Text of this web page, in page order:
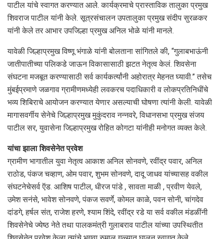
पाटील यांचे स्वागत करण्यात आले. कार्यक्रमाचे प्रास्ताविक तालुका प्रमुख
शिवराज पाटील यांनी केले. सूत्रसंचालन उपतालुका प्रमुख संदीप सुरळकर
यांनी केले तर आभार उपजिल्हा प्रमुख अनिल भोळे यांनी मानले.
यावेळी जिल्हाप्रमुख विष्णू भंगाळे यांनी बोलताना सांगितले की, “गुलाबभाऊंनी
जातीपातीच्या पलिकडे जाऊन विकासासाठी झटत नेतृत्व केलं. शिवसेना
संघटना मजबूत करण्यासाठी सर्व कार्यकर्त्यांनी अहोरात्र मेहनत घ्यावी.” तसेच
मुंबईप्रमाणे जळगाव ग्रामीणमध्येही लवकरच पदाधिकारी व लोकप्रतिनिधींचे
भव्य शिबिराचे आयोजन करण्यात येणार असल्याची घोषणा त्यांनी केली. यावेळी
मागासवर्गीय सेनेचे जिल्हाप्रमुख मुकुंदराव नन्नवरे, विधानसभा प्रमुख संजय
पाटील सर, युवासेना जिल्हाप्रमुख रोहित कोगटा यांनीही मनोगत व्यक्त केले.
यांचा झाला शिवसेनेत प्रवेश
ग्रामीण भागातील युवा नेतृत्व आकाश अनिल सोनवणे, रवींद्र पवार, अनिल
राठोड, पंकज चव्हाण, ओम पवार, शुभम सोनवणे, दादू जाधव यांच्यासह वकील
संघटनेचेसर्व ऍड. आशिष पाटील, धीरज पांडे , सावता माळी , प्रवीण येवले,
उमेश सनंसे, भावेश सोनवणे, पंकज सवर्णे, कोमल काळे, पवन सोनी, चांगदेव
दांडगे, हर्षल संत, राजेश हरणे, श्याम शिंदे, रवींद्र रडे या सर्व वकील मंडळींनी
शिवसेनेचे ज्येष्ठ नेते तथा पालकमंत्री गुलाबराव पाटील यांच्या उपस्थितीत